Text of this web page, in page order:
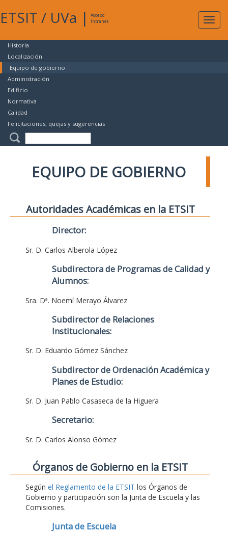
ETSIT / UVa |
Acceso
Intranet
Historia
Localización
Equipo de gobierno
Administración
Edificio
Normativa
Calidad
Felicitaciones, quejas y sugerencias
EQUIPO DE GOBIERNO
Autoridades Académicas en la ETSIT
Director:
Sr. D. Carlos Alberola López
Subdirectora de Programas de Calidad y
Alumnos:
Sra. Dª. Noemí Merayo Álvarez
Subdirector de Relaciones
Institucionales:
Sr. D. Eduardo Gómez Sánchez
Subdirector de Ordenación Académica y
Planes de Estudio:
Sr. D. Juan Pablo Casaseca de la Higuera
Secretario:
Sr. D. Carlos Alonso Gómez
Órganos de Gobierno en la ETSIT
Según el Reglamento de la ETSIT los Órganos de
Gobierno y participación son la Junta de Escuela y las
Comisiones.
Junta de Escuela